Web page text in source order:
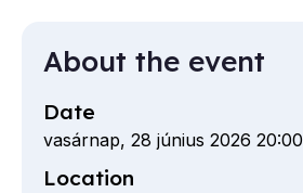
About the event
Date
vasárnap, 28 június 2026 20:00
Location